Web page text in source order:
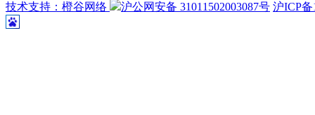
技术支持：橙谷网络 沪公网安备 31011502003087号 沪ICP备